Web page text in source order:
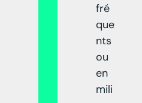
fré
que
nts
ou
en
mili